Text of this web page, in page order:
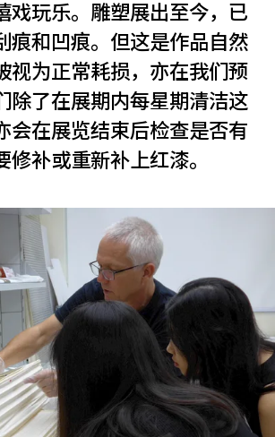
戏玩乐。雕塑展出至今，已
痕和凹痕。但这是作品自然
视为正常耗损，亦在我们预
除了在展期内每星期清洁这
会在展览结束后检查是否有
修补或重新补上红漆。